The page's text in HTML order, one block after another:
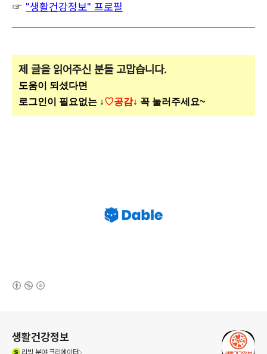
☞ "생활건강정보" 프로필
제 글을 읽어주신 분들 고맙습니다.
도움이 되셨다면
로그인이 필요없는 ↓♡공감↓ 꼭 눌러주세요~
생활건강정보
리빙 분야 크리에이터